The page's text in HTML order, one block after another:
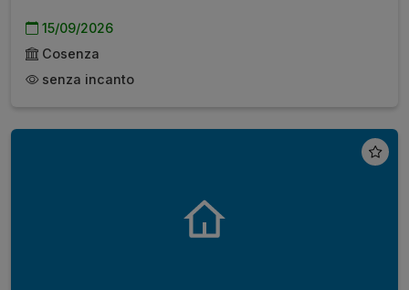
15/09/2026
Cosenza
senza incanto